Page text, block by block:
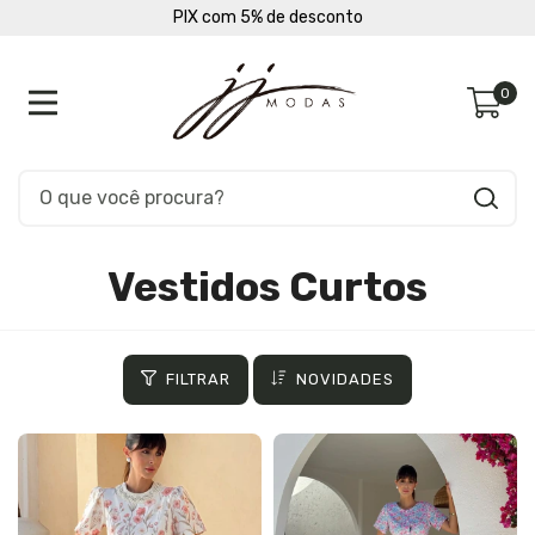
Pague em até 10 vezes sem juros
0
Vestidos Curtos
FILTRAR NOVIDADES